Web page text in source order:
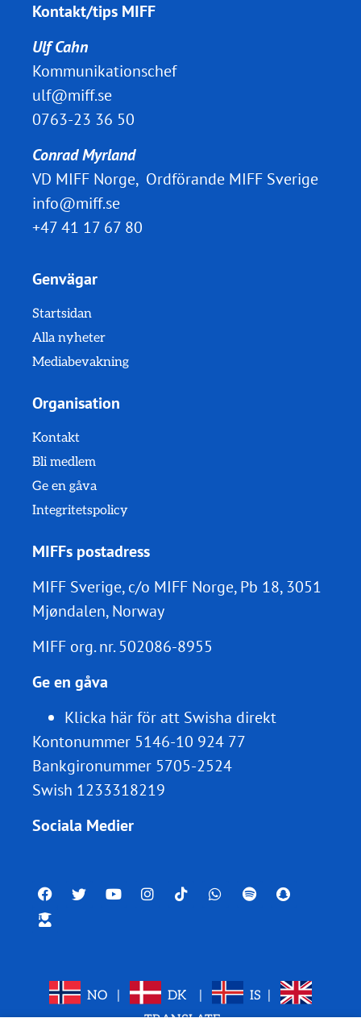
Kontakt/tips MIFF
Ulf Cahn
Kommunikationschef
ulf@miff.se
0763-23 36 50
Conrad Myrland
VD MIFF Norge, Ordförande MIFF Sverige
info@miff.se
+47 41 17 67 80
Genvägar
Startsidan
Alla nyheter
Mediabevakning
Organisation
Kontakt
Bli medlem
Ge en gåva
Integritetspolicy
MIFFs postadress
MIFF Sverige, c/o MIFF Norge, Pb 18, 3051
Mjøndalen, Norway
MIFF org. nr.502086-8955
Ge en gåva
Klicka här för att Swisha direkt
Kontonummer 5146-10 924 77
Bankgironummer 5705-2524
Swish 1233318219
Sociala Medier
NO DK IS